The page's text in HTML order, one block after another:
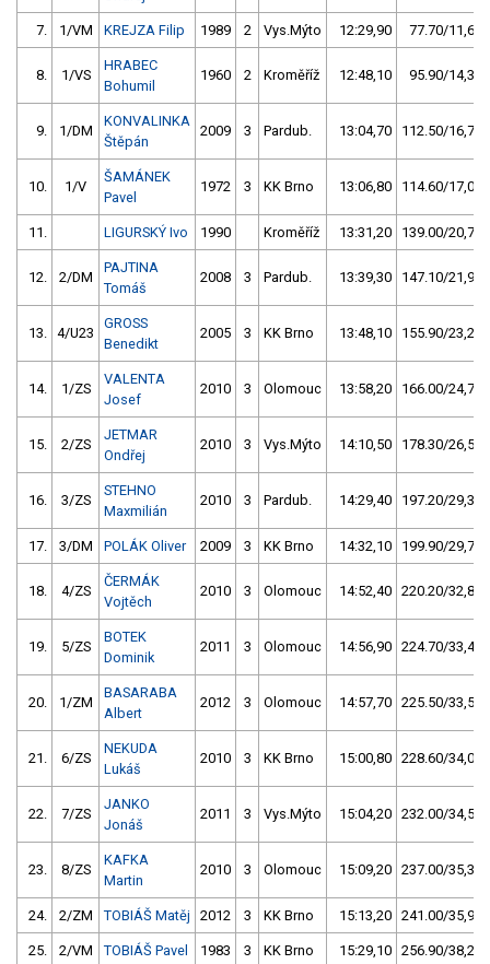
7. 1/VM KREJZA Filip 1989 2 Vys.Mýto 12:29,90 77.70/11,6
8. 1/VS
HRABEC
Bohumil
1960 2 Kroměříž 12:48,10 95.90/14,3
9. 1/DM
KONVALINKA
Štěpán
2009 3 Pardub. 13:04,70 112.50/16,7
10. 1/V
ŠAMÁNEK
Pavel
1972 3 KK Brno 13:06,80 114.60/17,0
11. LIGURSKÝ Ivo 1990 Kroměříž 13:31,20 139.00/20,7
12. 2/DM
PAJTINA
Tomáš
2008 3 Pardub. 13:39,30 147.10/21,9
13. 4/U23
GROSS
Benedikt
2005 3 KK Brno 13:48,10 155.90/23,2
14. 1/ZS
VALENTA
Josef
2010 3 Olomouc 13:58,20 166.00/24,7
15. 2/ZS
JETMAR
Ondřej
2010 3 Vys.Mýto 14:10,50 178.30/26,5
16. 3/ZS
STEHNO
Maxmilián
2010 3 Pardub. 14:29,40 197.20/29,3
17. 3/DM POLÁK Oliver 2009 3 KK Brno 14:32,10 199.90/29,7
18. 4/ZS
ČERMÁK
Vojtěch
2010 3 Olomouc 14:52,40 220.20/32,8
19. 5/ZS
BOTEK
Dominik
2011 3 Olomouc 14:56,90 224.70/33,4
20. 1/ZM
BASARABA
Albert
2012 3 Olomouc 14:57,70 225.50/33,5
21. 6/ZS
NEKUDA
Lukáš
2010 3 KK Brno 15:00,80 228.60/34,0
22. 7/ZS
JANKO
Jonáš
2011 3 Vys.Mýto 15:04,20 232.00/34,5
23. 8/ZS
KAFKA
Martin
2010 3 Olomouc 15:09,20 237.00/35,3
24. 2/ZM TOBIÁŠ Matěj 2012 3 KK Brno 15:13,20 241.00/35,9
25. 2/VM TOBIÁŠ Pavel 1983 3 KK Brno 15:29,10 256.90/38,2